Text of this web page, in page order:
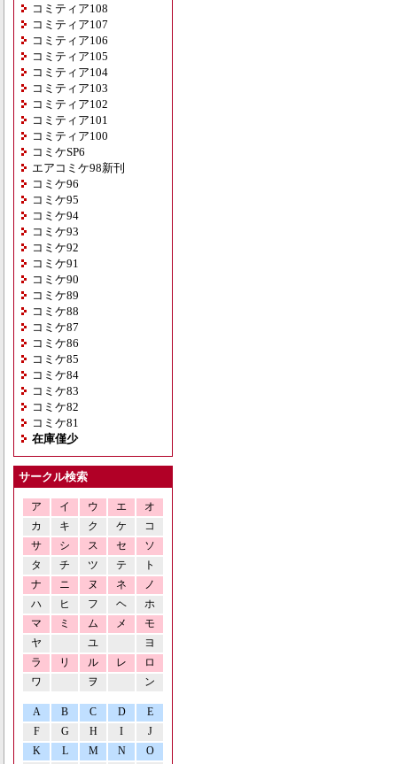
コミティア108
コミティア107
コミティア106
コミティア105
コミティア104
コミティア103
コミティア102
コミティア101
コミティア100
コミケSP6
エアコミケ98新刊
コミケ96
コミケ95
コミケ94
コミケ93
コミケ92
コミケ91
コミケ90
コミケ89
コミケ88
コミケ87
コミケ86
コミケ85
コミケ84
コミケ83
コミケ82
コミケ81
在庫僅少
サークル検索
ア イ ウ エ
オ
カ
キ ク ケ
コ
サ
シ ス セ
ソ
タ
チ ツ テ
ト
ナ
ニ ヌ ネ
ノ
ハ
ヒ フ ヘ
ホ
マ
ミ ム メ
モ
ヤ
ユ
ヨ
ラ
リ ル レ
ロ
ワ
ヲ ン
A B C D
E
F
G H I
J
K
L M N O